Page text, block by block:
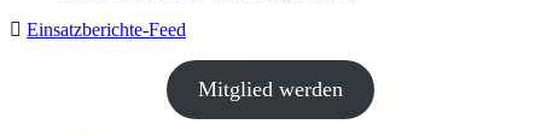
Einsatzberichte-Feed
Mitglied werden